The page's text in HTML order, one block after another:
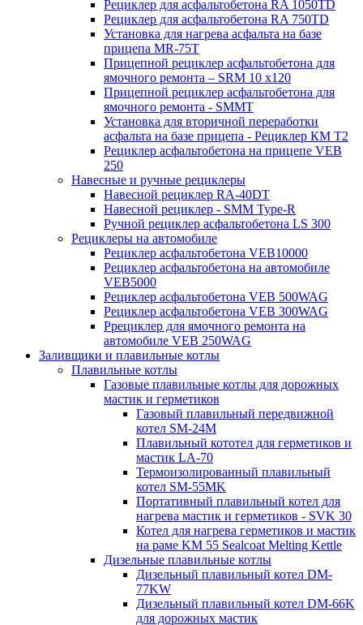
Рециклер для асфальтобетона RA 1050TD
Рециклер для асфальтобетона RA 750TD
Установка для нагрева асфальта на базе
прицепа MR-75T
Прицепной рециклер асфальтобетона для
ямочного ремонта – SRM 10 x120
Прицепной рециклер асфальтобетона для
ямочного ремонта - SMMT
Установка для вторичной переработки
асфальта на базе прицепа - Рециклер КМ T2
Рециклер асфальтобетона на прицепе VEB
250
Навесные и ручные рециклеры
Навесной рециклер RA-40DT
Навесной рециклер - SMM Type-R
Ручной рециклер асфальтобетона LS 300
Рециклеры на автомобиле
Рециклер асфальтобетона VEB10000
Рециклер асфальтобетона на автомобиле
VEB5000
Рециклер асфальтобетона VEB 500WAG
Рециклер асфальтобетона VEB 300WAG
Ррециклер для ямочного ремонта на
автомобиле VEB 250WAG
Заливщики и плавильные котлы
Плавильные котлы
Газовые плавильные котлы для дорожных
мастик и герметиков
Газовый плавильный передвижной
котел SM-24M
Плавильный кототел для герметиков и
мастик LA-70
Термоизолированный плавильный
котел SM-55MK
Портативный плавильный котел для
нагрева мастик и герметиков - SVK 30
Котел для нагрева герметиков и мастик
на раме KM 55 Sealcoat Melting Kettle
Дизельные плавильные котлы
Дизельный плавильный котел DM-
77KW
Дизельный плавильный котел DM-66K
для дорожных мастик